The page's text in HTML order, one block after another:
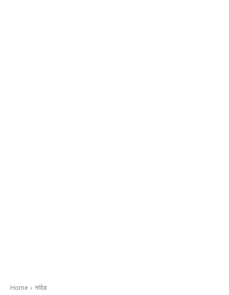
Home नांदेड